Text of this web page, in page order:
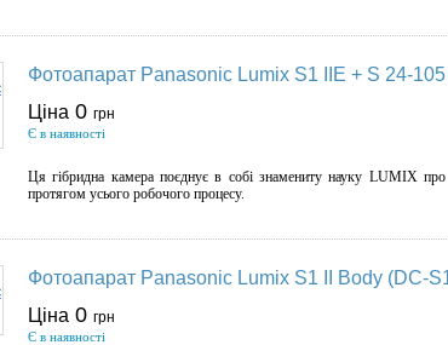
Фотоапарат Panasonic Lumix S1 IIE + S 24-
Ціна 0 грн
Є в наявності
Ця гібридна камера поєднує в собі знамениту науку LUMIX
протягом усього робочого процесу.
Фотоапарат Panasonic Lumix S1 II Body (DC-
Ціна 0 грн
Є в наявності